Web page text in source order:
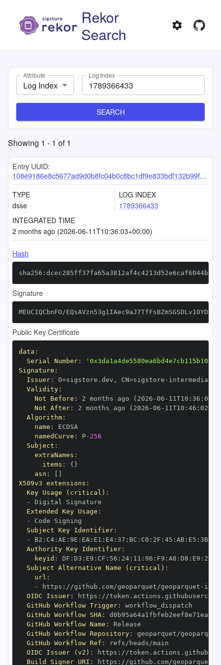
Rekor
Search
Attribute
Log Index
Log Index
SEARCH
Showing 1 - 1 of1
Entry UUID:
108e9186e8c5677ad9d0b8fc04b0c8bc1df9e833bdf132b99f8c19a98bcb5bb24927697aa1ed843f
TYPE
dsse
LOG INDEX
1789366433
INTEGRATED TIME
2 months ago (2026-06-11T10:36:03+00:00)
Hash
Signature
MEUCIQCbnFO/
Public Key Certificate
data :
Serial Number:
Signature :
Issuer: O=sigstore.dev , CN=sigstore -
Validity:
Not Before : 2 months ago (2026 -06 - 11T10 : 36 :
Not After: 2 months ago (2026 -06 - 11T10 : 46 : 02+00
Algorithm:
name :
namedCurve : P- 256
Subject :
extraNames :
items : { }
asn :
X509v3 extensions :
Key Usage (critical) :
-
Extended Key Usage :
-
Subject Key Identifier:
-
B2 : C4: AE : 9E : EA : E1 : E4: 37 : BC : C0 : 2F : 45 : AB: E5 : 3B:
Authority Key Identifier:
keyid : DF : D3 : E9 : CF : 56 : 24: 11 : 96 : F9 : A8 : D8 : E9 : 28
Subject Alternative Name (critical) :
url :
-
https : //github.com/geoparquet/geoparquet -
OIDC Issuer: https :
GitHub Workflow Trigger:
GitHub Workflow SHA:
GitHub Workflow Name :
GitHub Workflow Repository: geoparquet/geoparquet
GitHub Workflow Ref :
OIDC Issuer (v2) : https :
Build Signer URI : https : //github.com/geoparquet/